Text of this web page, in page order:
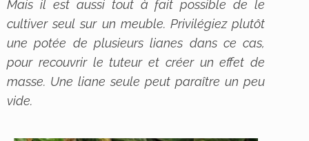
Mais il est aussi tout à fait possible de le
cultiver seul sur un meuble. Privilégiez plutôt
une potée de plusieurs lianes dans ce cas,
pour recouvrir le tuteur et créer un effet de
masse. Une liane seule peut paraître un peu
vide.